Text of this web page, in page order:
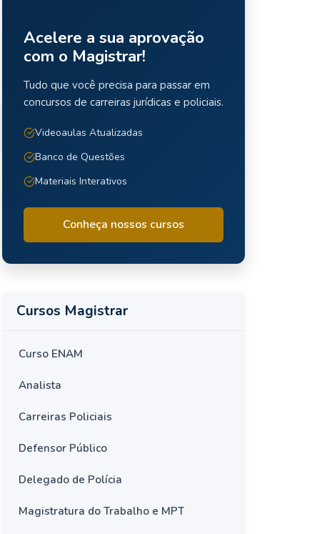
Acelere a sua aprovação
com o Magistrar!
Tudo que você precisa para passar em
concursos de carreiras jurídicas e policiais.
Videoaulas Atualizadas
Banco de Questões
Materiais Interativos
Conheça nossos cursos
Cursos Magistrar
Curso ENAM
Analista
Carreiras Policiais
Defensor Público
Delegado de Polícia
Magistratura do Trabalho e MPT